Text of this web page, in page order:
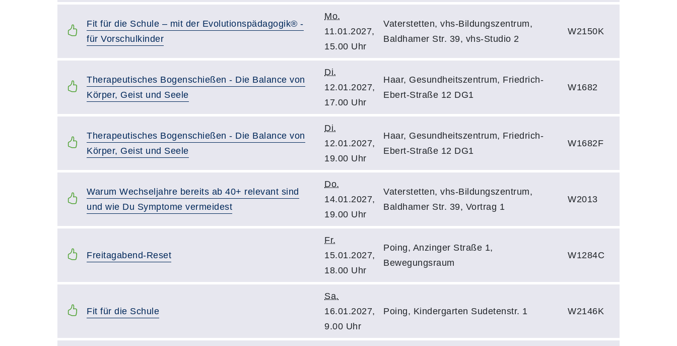
Fit für die Schule – mit der Evolutionspädagogik® -
für Vorschulkinder
Mo.
11.01.2027,
15.00 Uhr
Vaterstetten, vhs-Bildungszentrum,
Baldhamer Str. 39, vhs-Studio 2
W2150K
Therapeutisches Bogenschießen - Die Balance von
Körper, Geist und Seele
Di.
12.01.2027,
17.00 Uhr
Haar, Gesundheitszentrum, Friedrich-
Ebert-Straße 12 DG1
W1682
Therapeutisches Bogenschießen - Die Balance von
Körper, Geist und Seele
Di.
12.01.2027,
19.00 Uhr
Haar, Gesundheitszentrum, Friedrich-
Ebert-Straße 12 DG1
W1682F
Warum Wechseljahre bereits ab 40+ relevant sind
und wie Du Symptome vermeidest
Do.
14.01.2027,
19.00 Uhr
Vaterstetten, vhs-Bildungszentrum,
Baldhamer Str. 39, Vortrag 1
W2013
Freitagabend-Reset
Fr.
15.01.2027,
18.00 Uhr
Poing, Anzinger Straße 1,
Bewegungsraum
W1284C
Fit für die Schule
Sa.
16.01.2027,
9.00 Uhr
Poing, Kindergarten Sudetenstr. 1 W2146K